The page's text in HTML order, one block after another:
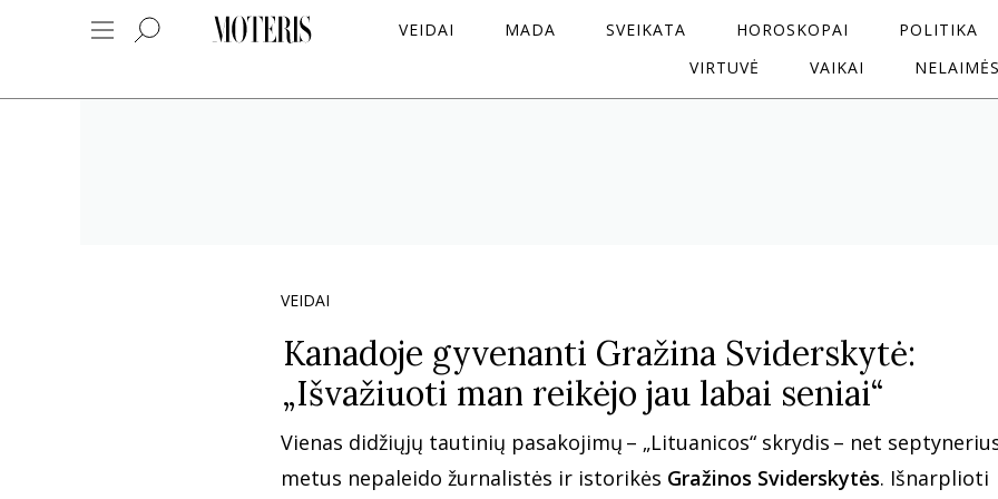
VEIDAI MADA SVEIKATA HOROSKOPAI POLITIKA
VIRTUVĖ
VAIKAI NELAIMĖS
VEIDAI
Kanadoje gyvenanti Gražina Sviderskytė:
„Išvažiuoti man reikėjo jau labai seniai“
Vienas didžiųjų tautinių pasakojimų – „Lituanicos“ skrydis – net
metus nepaleido žurnalistės ir istorikės Gražinos Sviderskytės. Išnarplioti